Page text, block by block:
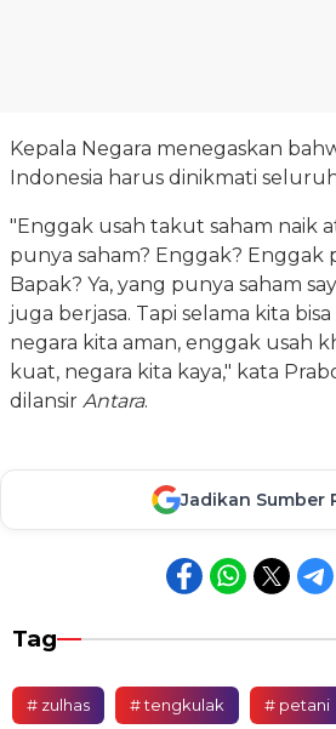
Kepala Negara menegaskan
Indonesia harus dinikmati
"Enggak usah takut saham naik
punya saham? Enggak? Enggak
Bapak? Ya, yang punya saham
juga berjasa. Tapi selama kita
negara kita aman, enggak usah
kuat, negara kita kaya," kata
dilansir Antara.
Jadikan Sumber
Tag
# zulhas # tengkulak # petani